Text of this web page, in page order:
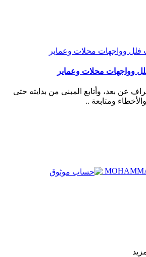
وواجهات محلات وعماير
عن بعد، وأتابع المبنى من بدايته حتى
ومتابعة ..